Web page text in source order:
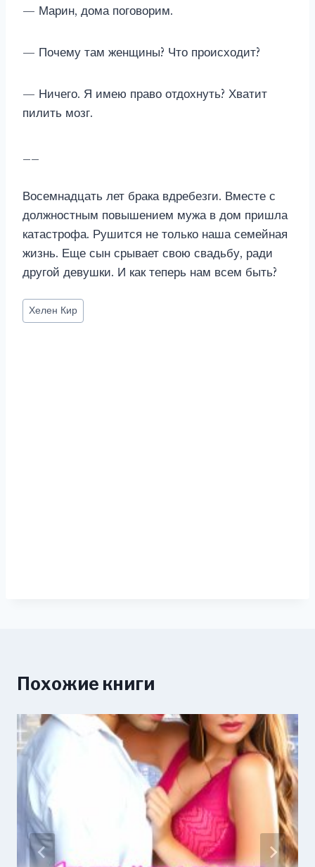
— Марин, дома поговорим.
— Почему там женщины? Что происходит?
— Ничего. Я имею право отдохнуть? Хватит
пилить мозг.
Восемнадцать лет брака вдребезги. Вместе с
должностным повышением мужа в дом пришла
катастрофа. Рушится не только наша семейная
жизнь. Еще сын срывает свою свадьбу, ради
другой девушки. И как теперь нам всем быть?
Метки
записи:
Хелен Кир
Похожие книги